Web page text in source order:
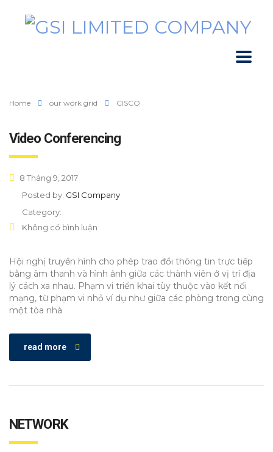
Home our work grid CISCO
Video Conferencing
8 Tháng 9, 2017
Posted by: GSI Company
Category:
Không có bình luận
Hội nghị truyền hình cho phép trao đổi thông tin trực tiếp
bằng âm thanh và hình ảnh giữa các thành viên ở vị trí địa
lý cách xa nhau. Phạm vi triển khai tùy thuộc vào kết nối
mạng, từ phạm vi nhỏ ví dụ như giữa các phòng trong cùng
một tòa nhà
read more
NETWORK